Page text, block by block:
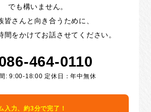
でも構いません。
皆さんと向き合うために、
間をかけてお話させてください。
464-0110
: 9:00-18:00 定休日：年中無休
入力、約3分で完了！